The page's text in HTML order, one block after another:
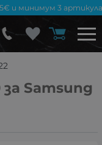
и минимум 3
Samsung